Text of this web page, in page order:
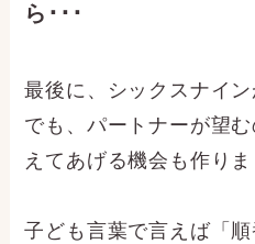
ら･･･
最後に、シックスナイ
でも、パートナーが望
えてあげる機会も作りま
子ども言葉で言えば「順